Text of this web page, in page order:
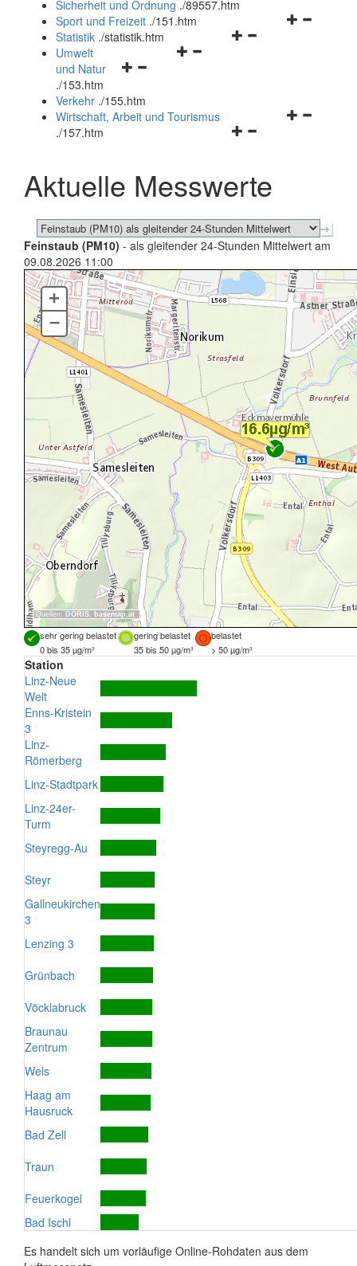
schließen
Sicherheit und Ordnung ./89557.htm
Navigationsmenü
Sport und Freizeit ./151.htm
Navigationsmenü
Statistik ./statistik.htm
Navigationsmenü
und
schließen
Umwelt
und Natur
./153.htm
Verkehr ./155.htm
Navigationsmenü
schließen
Wirtschaft, Arbeit und Tourismus
./157.htm
Aktuelle Messwerte
Feinstaub (PM10) - als gleitender 24-Stunden Mittelwert am
09.08.2026 11:00
Quellen: DORIS, basemap.at
+
–
sehr gering belastet gering belastet
belastet
0 bis 35 µg/m³
35 bis 50 µg/m³ > 50 µg/m³
Station
Linz-Neue
Welt
Enns-Kristein
3
Linz-
Römerberg
Linz-Stadtpark
Linz-24er-
Turm
Steyregg-Au
Steyr
Gallneukirchen
3
Lenzing 3
Grünbach
Vöcklabruck
Braunau
Zentrum
Wels
Haag am
Hausruck
Bad Zell
Traun
Feuerkogel
Bad Ischl
Es handelt sich um vorläufige Online-Rohdaten aus dem